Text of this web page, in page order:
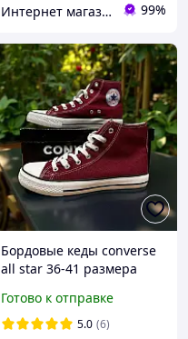
Интернет магазин одежды и обуви " Rare " 99%
Бордовые кеды converse
all star 36-41 размера
бордовые
Готово к отправке
5.0 (6)